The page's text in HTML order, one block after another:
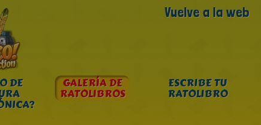
Vuelve a la web
DE GALERÍA DE
RATOLIBROS
ESCRIBE TU
RATOLIBRO